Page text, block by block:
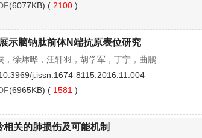
(6077KB) ( 2100 )
示脑钠肽前体N端抗原表位研究
，徐炜晔，汪轩羽，胡学军，丁宁，曲鹏
j.issn.1674-8115.2016.11.004
(6965KB) ( 1581 )
关的肺损伤及可能机制